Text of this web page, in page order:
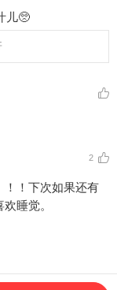
儿🥺
2
！！下次如果还有
睡觉。